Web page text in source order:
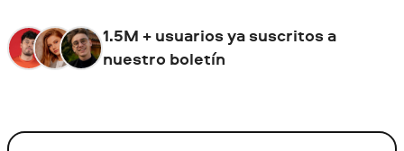
1.5M + usuarios ya suscritos a
nuestro boletín